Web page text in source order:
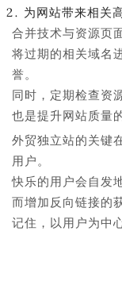
为网站带来相关
合并技术与资源页
将过期的相关域名
誉。
同时，定期检查资
也是提升网站质量
外贸独立站的关键
用户。
快乐的用户会自发
而增加反向链接的
记住，以用户为中